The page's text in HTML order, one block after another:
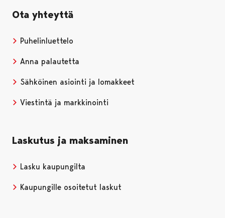
Ota yhteyttä
Puhelinluettelo
Anna palautetta
Sähköinen asiointi ja lomakkeet
Viestintä ja markkinointi
Laskutus ja maksaminen
Lasku kaupungilta
Kaupungille osoitetut laskut